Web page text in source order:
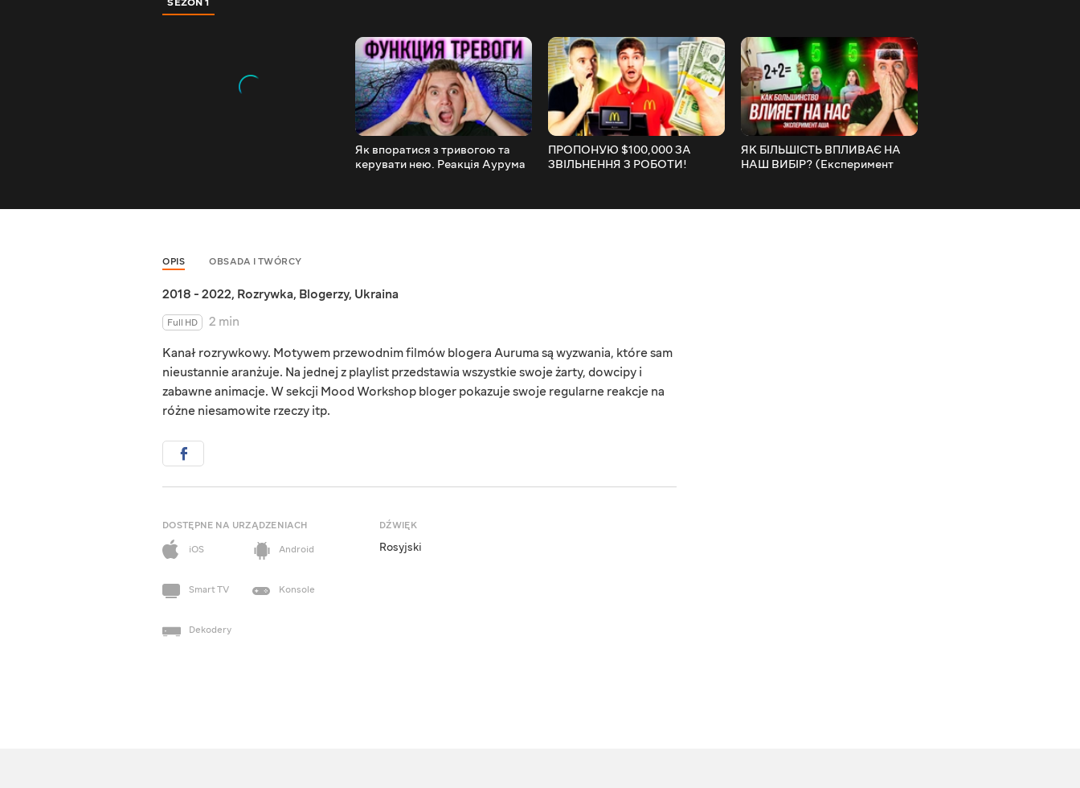
Як впоратися з тривогою та
керувати нею. Реакція Аурума
ПРОПОНУЮ $100,000 ЗА
ЗВІЛЬНЕННЯ З РОБОТИ!
ЯК БІЛЬШІСТЬ ВПЛИВАЄ НА
НАШ ВИБІР? (Експеримент
OPIS OBSADA I TWÓRCY
2018 - 2022, Rozrywka, Blogerzy, Ukraina
Full HD
2 min
Kanał rozrywkowy. Motywem przewodnim filmów blogera Auruma są wyzwania, które sam
nieustannie aranżuje. Na jednej z playlist przedstawia wszystkie swoje żarty, dowcipy i
zabawne animacje. W sekcji Mood Workshop bloger pokazuje swoje regularne reakcje na
różne niesamowite rzeczy itp.
DOSTĘPNE NA URZĄDZENIACH
iOS
Android
Smart TV Konsole
Dekodery
DŹWIĘK
Rosyjski